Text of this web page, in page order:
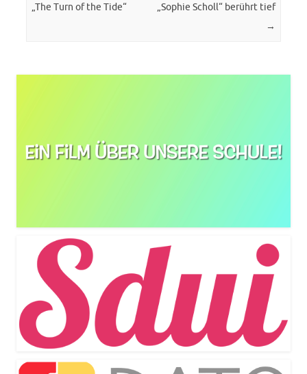
„The Turn of the Tide“
„Sophie Scholl“ berührt tief
→